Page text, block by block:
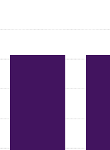
gemiddeld % weergeeft.